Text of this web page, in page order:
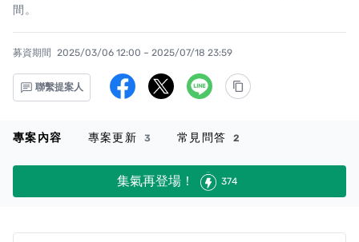
間。
募資期間 2025/03/06 12:00 – 2025/07/18 23:59
聯繫提案人
專案內容 專案更新 3 常見問答 2
集氣再登場！ 374